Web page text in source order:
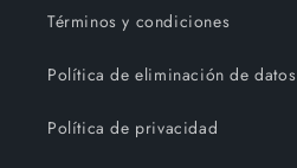
Términos y condiciones
Política de eliminación de datos
Política de privacidad